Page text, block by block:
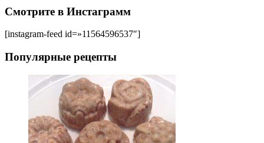
Смотрите в Инстаграмм
[instagram-feed id=»11564596537″]
Популярные рецепты